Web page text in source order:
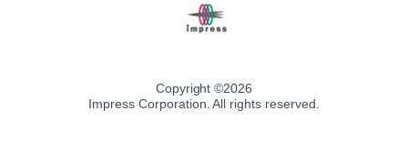
Copyright ©2026
Impress Corporation. All rights reserved.